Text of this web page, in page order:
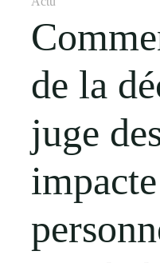
de la
juge